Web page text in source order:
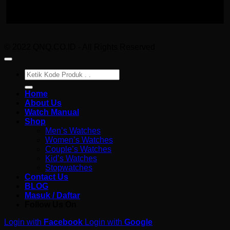
Pencarian
untuk:
Home
About Us
Watch Manual
Shop
Men’s Watches
Women’s Watches
Couple’s Watches
Kid’s Watches
Stopwatches
Contact Us
BLOG
Masuk / Daftar
Login with Facebook Login with Google